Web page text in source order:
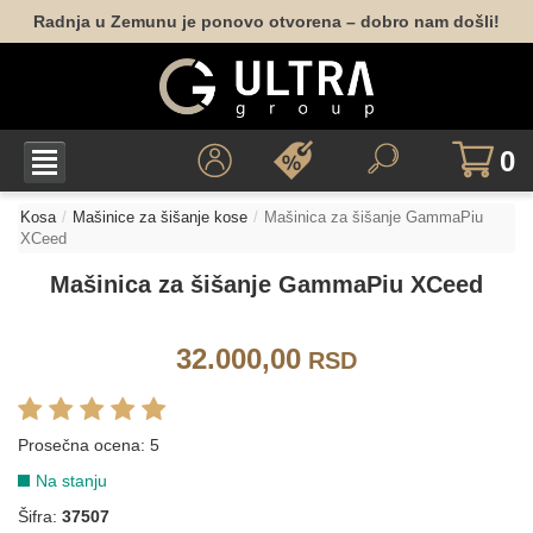
Radnja u Zemunu je ponovo otvorena – dobro nam došli!
0
Kosa Mašinice za šišanje kose
Mašinica za šišanje GammaPiu
XCeed
Mašinica za šišanje GammaPiu XCeed
32.000,00 RSD
Prosečna ocena: 5
Na stanju
Šifra: 37507